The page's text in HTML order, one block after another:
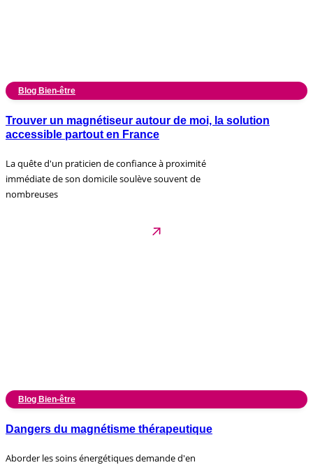
Blog Bien-être
Trouver un magnétiseur autour de moi, la solution
accessible partout en France
La quête d'un praticien de confiance à proximité
immédiate de son domicile soulève souvent de
nombreuses
Blog Bien-être
Dangers du magnétisme thérapeutique
Aborder les soins énergétiques demande d'en